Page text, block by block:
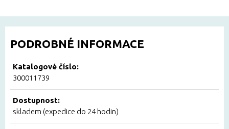
PODROBNÉ INFORMACE
Katalogové číslo:
300011739
Dostupnost:
skladem (expedice do 24 hodin)